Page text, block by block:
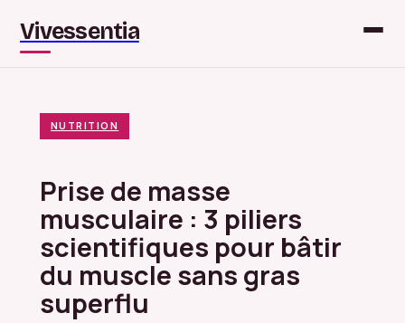
Vivessentia
NUTRITION
Prise de masse
musculaire : 3 piliers
scientifiques pour bâtir
du muscle sans gras
superflu